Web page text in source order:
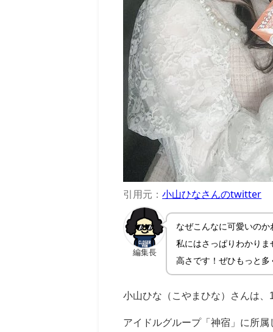
引用元：小山ひなさんのtwitter
編集長
なぜこんなに可愛いのか
私にはさっぱりわかり
高さです！ぜひもっと
小山ひな（こやまひな）さんは
アイドルグループ「神宿」に所